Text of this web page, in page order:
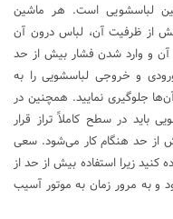
لباسشویی است. هر ماشین
از ظرفیت آن، لباس درون آن
و وارد شدن فشار بیش از حد
و خروجی لباسشویی را به
جلوگیری نمایید. همچنین در
باید در سطح کاملاً تراز قرار
از حد هنگام کار می‌شود. سعی
کنید زیرا استفاده بیش از حد از
و به مرور زمان به موتور آسیب